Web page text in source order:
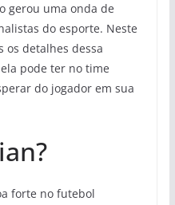
gerou uma onda de
do esporte. Neste
os detalhes dessa
pode ter no time
do jogador em sua
forte no futebol